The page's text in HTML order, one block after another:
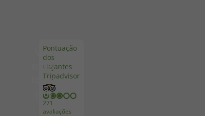
Disneyland ® Paris
Pontuação
dos
viajantes
Tripadvisor
271
avaliações
Ver
mais
fotos
(46)